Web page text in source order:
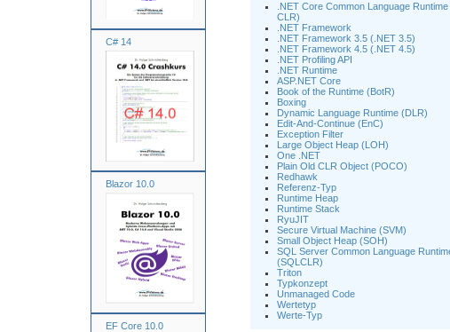
C# 14
Blazor 10.0
EF Core 10.0
.NET Core Common Language
CLR)
.NET Framework
.NET Framework 3.5 (.NET 3.5)
.NET Framework 4.5 (.NET 4.5)
.NET Profiling API
.NET Runtime
ASP.NET Core
Book of the Runtime (BotR)
Boxing
Dynamic Language Runtime (DLR)
Edit-And-Continue (EnC)
Exception Filter
Large Object Heap (LOH)
One .NET
Plain Old CLR Object (POCO)
Redhawk
Referenz-Typ
Runtime Heap
Runtime Stack
RyuJIT
Secure Virtual Machine (SVM)
Small Object Heap (SOH)
SQL Server Common Language
(SQLCLR)
Triton
Typkonzept
Unmanaged Code
Wertetyp
Werte-Typ